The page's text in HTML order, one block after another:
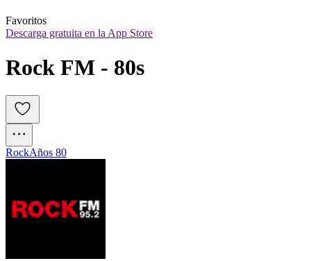
Favoritos
Descarga gratuita en la App Store
Rock FM - 80s
RockAños 80